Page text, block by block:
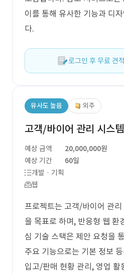
이를 통해 유사한 기능과 디
다.
로그인 후 무료 견
유사도 높음 외주
고객/바이어 관리 시스
예상 금액
20,000,000원
예상 기간
60일
개발 · 기획
웹
프로젝트는 고객/바이어 관
을 목표로 하며, 반응형 웹 환
심 기술 스택은 제안 요청을
주요 기능으로는 기본 정보
입고/판매 현황 관리, 영업 활